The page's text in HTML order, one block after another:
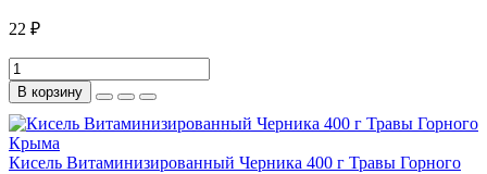
22 ₽
В корзину
Кисель Витаминизированный Черника 400 г Травы Горного